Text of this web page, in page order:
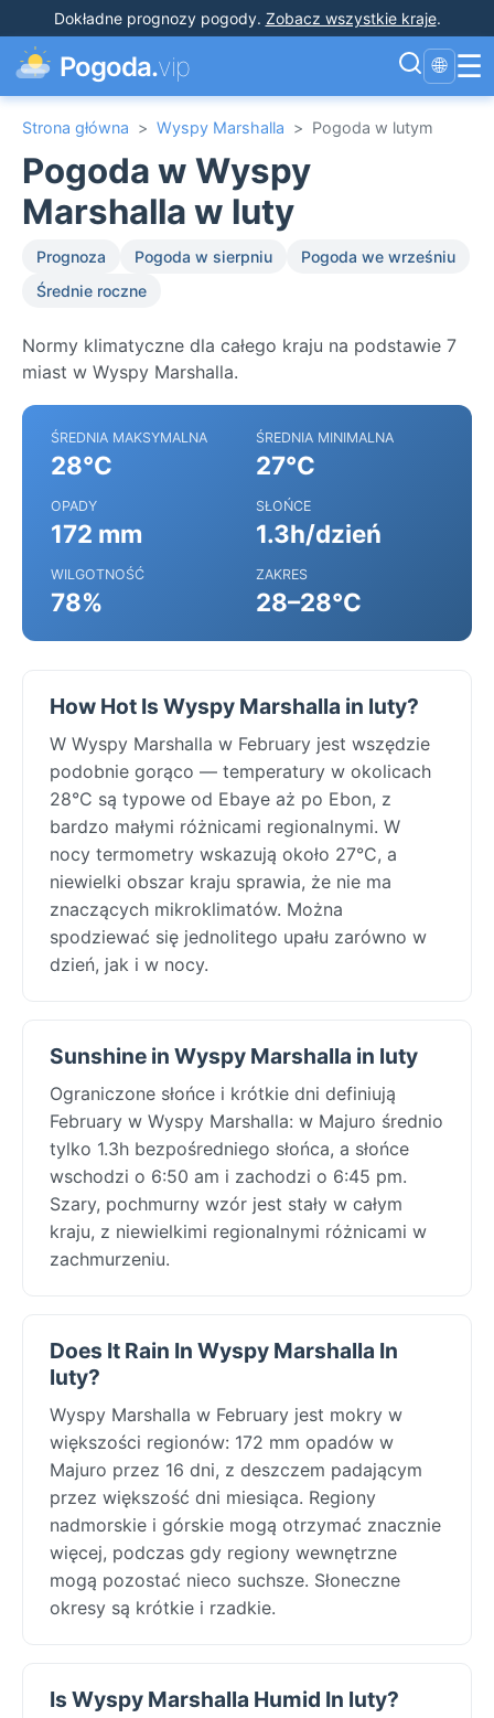
Dokładne prognozy pogody. Zobacz wszystkie kraje.
Pogoda.vip 🌐 ☰
Strona główna > Wyspy Marshalla > Pogoda w lutym
Pogoda w Wyspy
Marshalla w luty
Prognoza Pogoda w sierpniu
Pogoda we wrześniu
Średnie roczne
Normy klimatyczne dla całego kraju na podstawie 7
miast w Wyspy Marshalla.
ŚREDNIA MAKSYMALNA
28°C
ŚREDNIA MINIMALNA
27°C
OPADY
172 mm
SŁOŃCE
1.3h/dzień
WILGOTNOŚĆ
78%
ZAKRES
28–28°C
How Hot Is Wyspy Marshalla in luty?
W Wyspy Marshalla w February jest wszędzie
podobnie gorąco — temperatury w okolicach
28°C są typowe od Ebaye aż po Ebon, z
bardzo małymi różnicami regionalnymi. W
nocy termometry wskazują około 27°C, a
niewielki obszar kraju sprawia, że nie ma
znaczących mikroklimatów. Można
spodziewać się jednolitego upału zarówno w
dzień, jak i w nocy.
Sunshine in Wyspy Marshalla in luty
Ograniczone słońce i krótkie dni definiują
February w Wyspy Marshalla: w Majuro średnio
tylko 1.3h bezpośredniego słońca, a słońce
wschodzi o 6:50 am i zachodzi o 6:45 pm.
Szary, pochmurny wzór jest stały w całym
kraju, z niewielkimi regionalnymi różnicami w
zachmurzeniu.
Does It Rain In Wyspy Marshalla In
luty?
Wyspy Marshalla w February jest mokry w
większości regionów: 172 mm opadów w
Majuro przez 16 dni, z deszczem padającym
przez większość dni miesiąca. Regiony
nadmorskie i górskie mogą otrzymać znacznie
więcej, podczas gdy regiony wewnętrzne
mogą pozostać nieco suchsze. Słoneczne
okresy są krótkie i rzadkie.
Is Wyspy Marshalla Humid In luty?